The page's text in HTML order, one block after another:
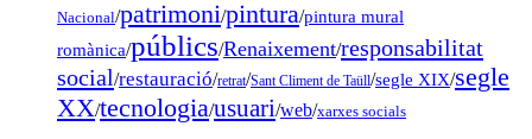
Nacional/patrimoni/pintura/pintura mural
romànica/públics/Renaixement/responsabilitat
social/restauració/retrat/Sant Climent de Taüll/segle XIX/segle
XX/tecnologia/usuari/web/xarxes socials